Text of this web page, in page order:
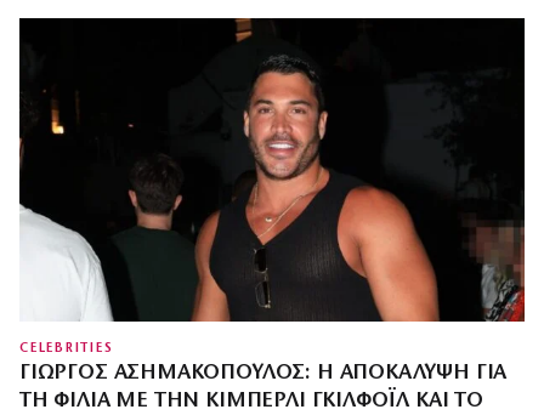
CELEBRITIES
ΓΙΏΡΓΟΣ ΑΣΗΜΑΚΌΠΟΥΛΟΣ: Η ΑΠΟΚΆΛΥΨΗ ΓΙΑ
ΤΗ ΦΙΛΊΑ ΜΕ ΤΗΝ ΚΊΜΠΕΡΛΙ ΓΚΙΛΦΌΙΛ ΚΑΙ ΤΟ